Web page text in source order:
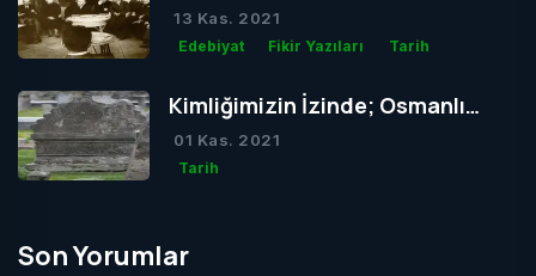
13 Kas. 2021
Edebiyat Fikir Yazıları Tarih
Kimliğimizin İzinde; Osmanlı
Mezar Taşları
01 Kas. 2021
Tarih
Son Yorumlar